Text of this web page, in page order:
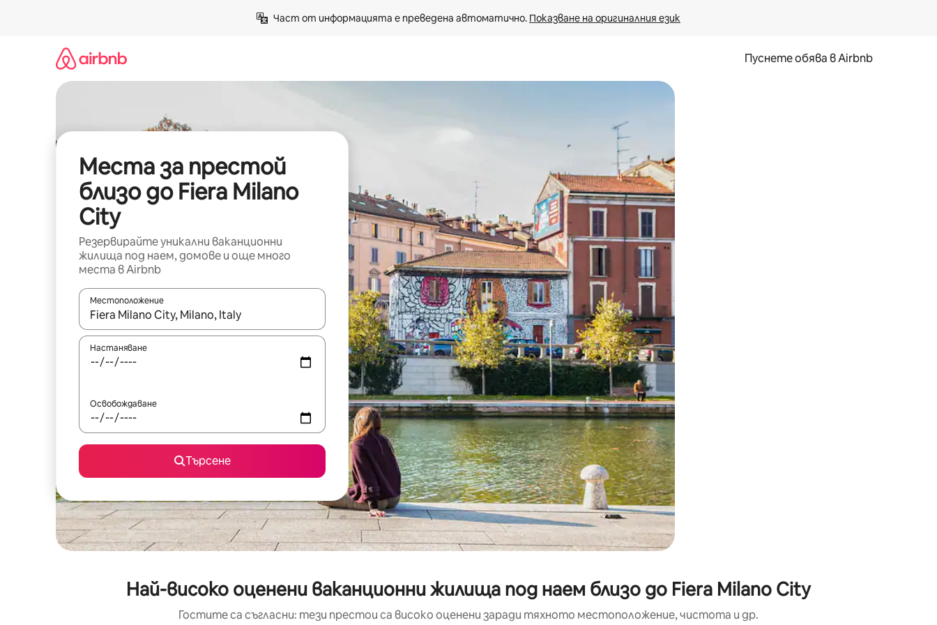
Част от информацията е преведена автоматично. Показване на оригиналния език
Пуснете обява в Airbnb
Места за престой
близо до Fiera Milano
City
Резервирайте уникални ваканционни
жилища под наем, домове и още много
места в Airbnb
Местоположение
Когато резултатите се покажат, използвайте клавишите със стрелки нагоре и надолу или навигирайте с докосване или плъзгане.
Настаняване
Освобождаване
Търсене
Най-високо оценени ваканционни жилища под наем близо до Fiera Milano City
Гостите са съгласни: тези престои са високо оценени заради тяхното местоположение, чистота и др.